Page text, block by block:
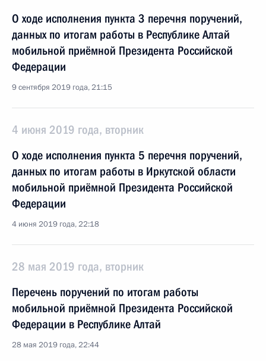
О ходе исполнения пункта 3 перечня поручений,
данных по итогам работы в Республике Алтай
мобильной приёмной Президента Российской
Федерации
9 сентября 2019 года, 21:15
4 июня 2019 года, вторник
О ходе исполнения пункта 5 перечня поручений,
данных по итогам работы в Иркутской области
мобильной приёмной Президента Российской
Федерации
4 июня 2019 года, 22:18
28 мая 2019 года, вторник
Перечень поручений по итогам работы
мобильной приёмной Президента Российской
Федерации в Республике Алтай
28 мая 2019 года, 22:44